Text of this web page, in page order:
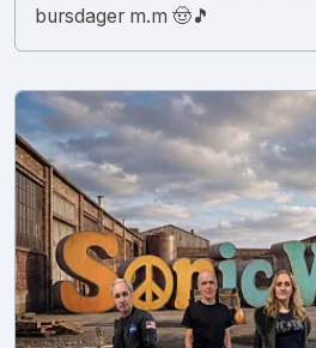
bursdager m.m 🤠🎵